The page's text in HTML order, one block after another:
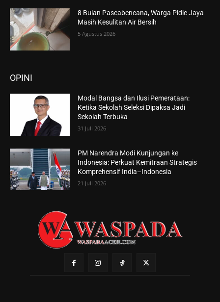
8 Bulan Pascabencana, Warga Pidie Jaya
Masih Kesulitan Air Bersih
5 Agustus 2026
OPINI
Modal Bangsa dan Ilusi Pemerataan:
Ketika Sekolah Seleksi Dipaksa Jadi
Sekolah Terbuka
31 Juli 2026
PM Narendra Modi Kunjungan ke
Indonesia: Perkuat Kemitraan Strategis
Komprehensif India–Indonesia
21 Juli 2026